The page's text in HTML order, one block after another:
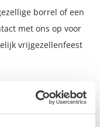
borrel of een
met ons op voor
vrijgezellenfeest